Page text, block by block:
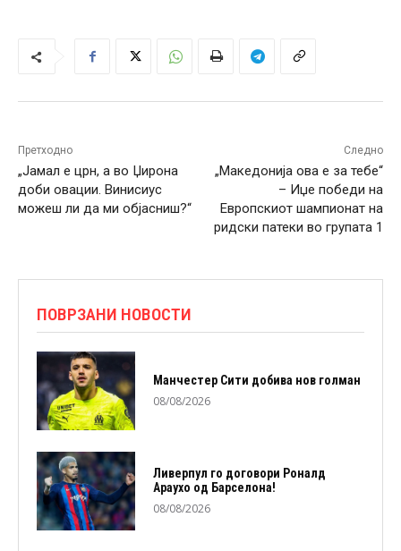
Претходно
„Јамал е црн, а во Џирона
доби овации. Винисиус
можеш ли да ми објасниш?“
Следно
„Македонија ова е за тебе“
– Иџе победи на
Европскиот шампионат на
ридски патеки во групата 1
ПОВРЗАНИ НОВОСТИ
Манчестер Сити добива нов голман
08/08/2026
Ливерпул го договори Роналд
Араухо од Барселона!
08/08/2026